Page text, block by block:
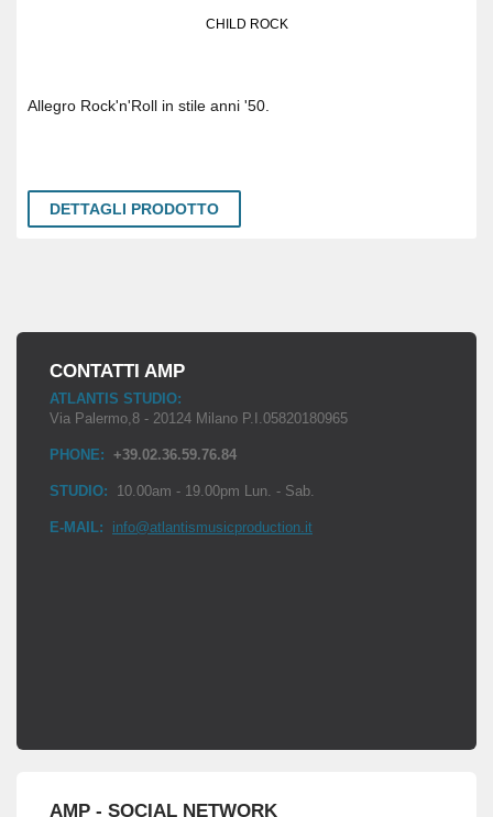
CHILD ROCK
Allegro Rock'n'Roll in stile anni '50.
DETTAGLI PRODOTTO
CONTATTI AMP
ATLANTIS STUDIO:
Via Palermo,8 - 20124 Milano P.I.05820180965
PHONE: +39.02.36.59.76.84
STUDIO: 10.00am - 19.00pm Lun. - Sab.
E-MAIL: info@atlantismusicproduction.it
AMP - SOCIAL NETWORK